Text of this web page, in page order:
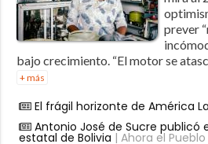
prever
bajo crecimiento. “El motor se
+ más
El frágil horizonte de América
Antonio José de Sucre publicó
estatal de Bolivia | Ahora el Pueblo